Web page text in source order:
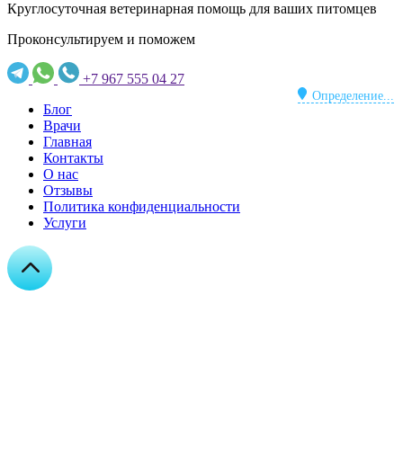
Круглосуточная ветеринарная помощь для ваших питомцев
Проконсультируем и поможем
+7 967 555 04 27
Определение...
Блог
Врачи
Главная
Контакты
О нас
Отзывы
Политика конфиденциальности
Услуги